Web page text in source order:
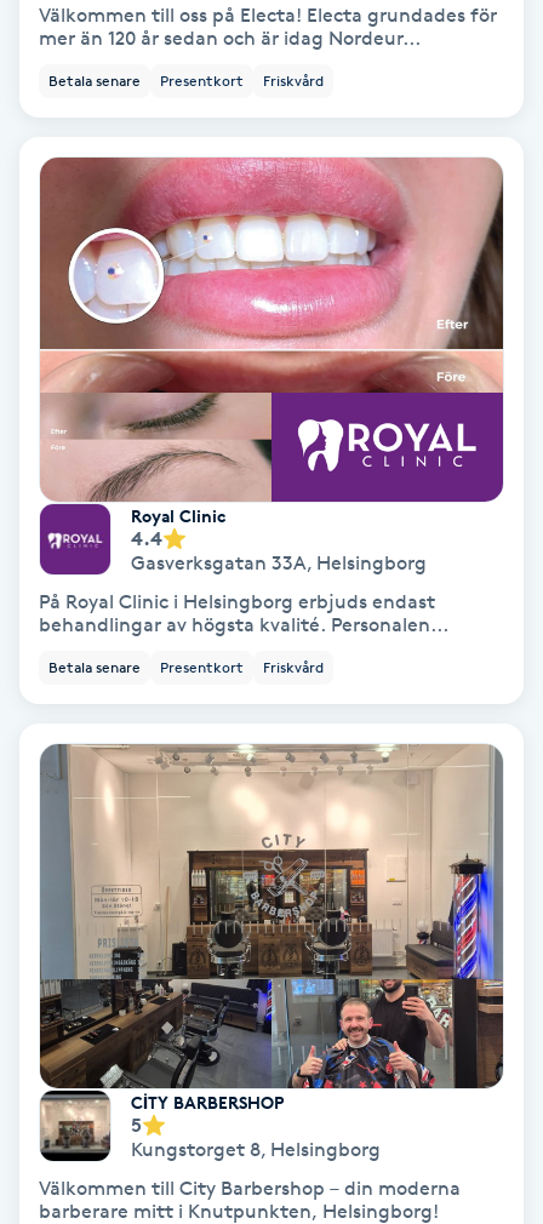
Naglar borttagning
Naglar reparation
Naprapati
Navelpiercing
NBE-massage
Ny frisyr
Olaplex
Olaplexbehandling
Ombre
Ombre brows
Optiker
Ortobionomi
Ortopedi
Osteopati
Paraffinbehandling
Pedikyr
Välkommen till oss på Electa! Electa grundades för
mer än 120 år sedan och är idag Nordeur...
Betala senare Presentkort Friskvård
Royal Clinic
4.4
Gasverksgatan 33A, Helsingborg
På Royal Clinic i Helsingborg erbjuds endast
behandlingar av högsta kvalité. Personalen...
Betala senare Presentkort Friskvård
CİTY BARBERSHOP
5
Kungstorget 8, Helsingborg
Välkommen till City Barbershop – din moderna
barberare mitt i Knutpunkten, Helsingborg!